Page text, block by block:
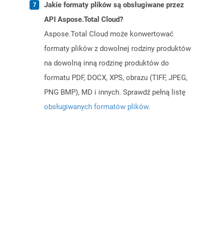
Jakie formaty plików są obsługiwane przez
API Aspose.Total Cloud?
Aspose.Total Cloud może konwertować
formaty plików z dowolnej rodziny produktów
na dowolną inną rodzinę produktów do
formatu PDF, DOCX, XPS, obrazu (TIFF, JPEG,
PNG BMP), MD i innych. Sprawdź pełną listę
obsługiwanych formatów plików.